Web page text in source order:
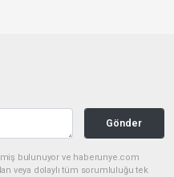
Gönder
bulunuyor ve haberunye.com
veya dolaylı tüm sorumluluğu tek